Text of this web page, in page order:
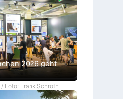
2026 geht
Foto: Frank Schroth